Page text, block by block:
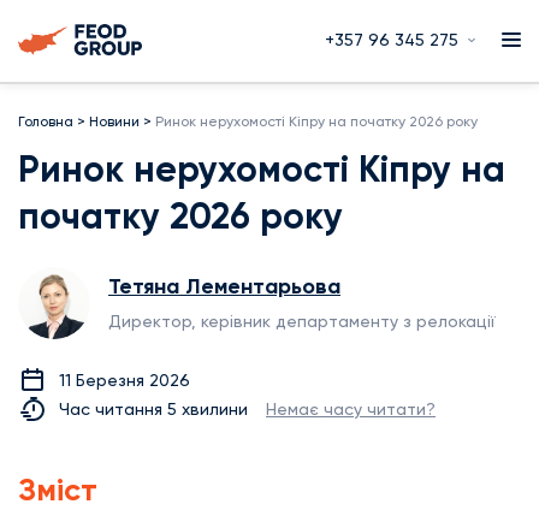
+357 96 345 275
Головна > Новини > Ринок нерухомості Кіпру на початку 2026 року
Ринок нерухомості Кіпру на
початку 2026 року
Тетяна Лементарьова
Директор, керівник департаменту з релокації
11 Березня 2026
Час читання 5 хвилини
Немає часу читати?
Зміст